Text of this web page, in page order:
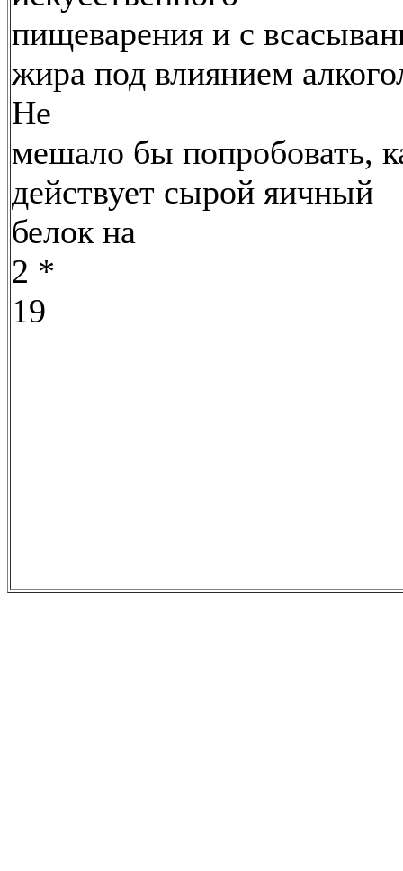
пищеварения и с
жира под влиянием
Не
мешало бы попробовать,
действует сырой яичный
белок на
2 *
19